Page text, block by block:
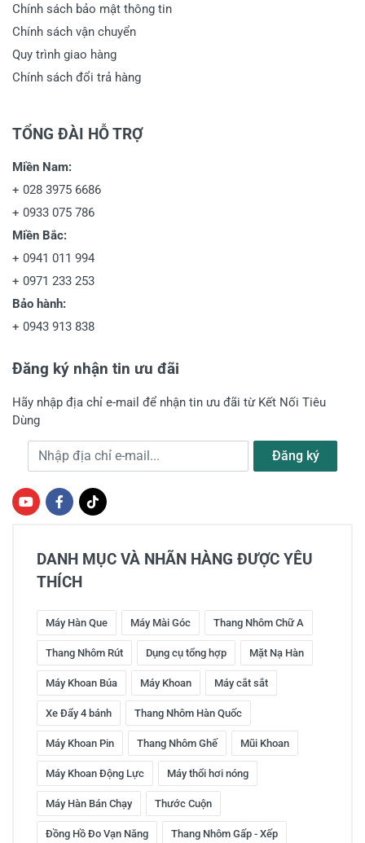
Chính sách bảo mật thông tin
Chính sách vận chuyển
Quy trình giao hàng
Chính sách đổi trả hàng
TỔNG ĐÀI HỖ TRỢ
Miền Nam:
+ 028 3975 6686
+ 0933 075 786
Miền Bắc:
+ 0941 011 994
+ 0971 233 253
Bảo hành:
+ 0943 913 838
Đăng ký nhận tin ưu đãi
Hãy nhập địa chỉ e-mail để nhận tin ưu đãi từ Kết Nối Tiêu
Dùng
Địa chỉ e-mail Đăng ký
DANH MỤC VÀ NHÃN HÀNG ĐƯỢC YÊU
THÍCH
Máy Hàn Que Máy Mài Góc Thang Nhôm Chữ A
Thang Nhôm Rút Dụng cụ tổng hợp Mặt Nạ Hàn
Máy Khoan Búa Máy Khoan Máy cắt sắt
Xe Đẩy 4 bánh Thang Nhôm Hàn Quốc
Máy Khoan Pin Thang Nhôm Ghế Mũi Khoan
Máy Khoan Động Lực Máy thổi hơi nóng
Máy Hàn Bán Chạy Thước Cuộn
Đồng Hồ Đo Vạn Năng Thang Nhôm Gấp - Xếp